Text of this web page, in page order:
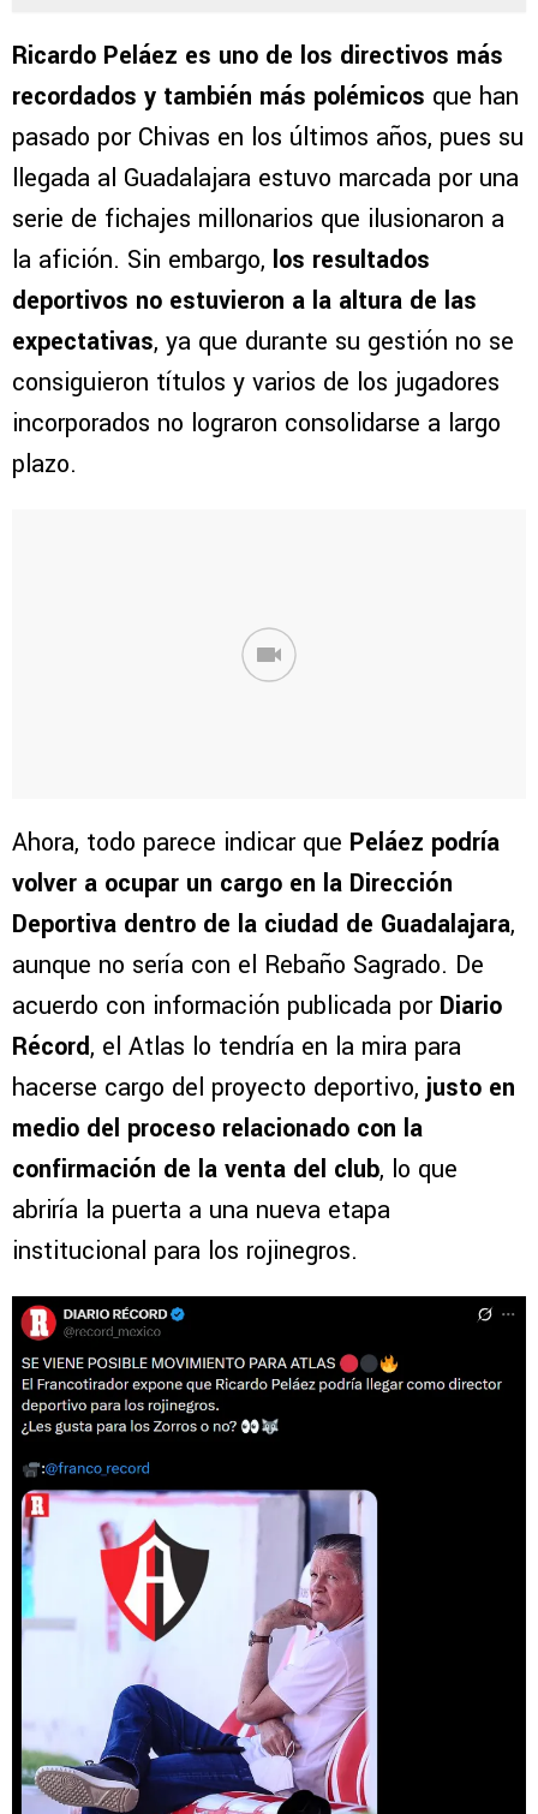
Ricardo Peláez es uno de los directivos más
recordados y también más polémicos que han
pasado por Chivas en los últimos años, pues su
llegada al Guadalajara estuvo marcada por una
serie de fichajes millonarios que ilusionaron a
la afición. Sin embargo, los resultados
deportivos no estuvieron a la altura de las
expectativas, ya que durante su gestión no se
consiguieron títulos y varios de los jugadores
incorporados no lograron consolidarse a largo
plazo.
Ahora, todo parece indicar que Peláez podría
volver a ocupar un cargo en la Dirección
Deportiva dentro de la ciudad de Guadalajara,
aunque no sería con el Rebaño Sagrado. De
acuerdo con información publicada por Diario
Récord, el Atlas lo tendría en la mira para
hacerse cargo del proyecto deportivo, justo en
medio del proceso relacionado con la
confirmación de la venta del club, lo que
abriría la puerta a una nueva etapa
institucional para los rojinegros.